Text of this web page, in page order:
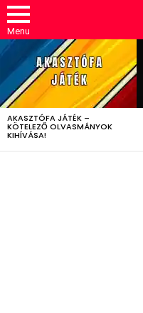
Menu
LATEST
STORIES
AKASZTÓFA JÁTÉK –
KÖTELEZŐ OLVASMÁNYOK
KIHÍVÁSA!